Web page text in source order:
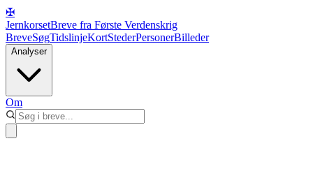
✠
JernkorsetBreve fra Første Verdenskrig
BreveSøgTidslinjeKortStederPersonerBilleder
Analyser
Om